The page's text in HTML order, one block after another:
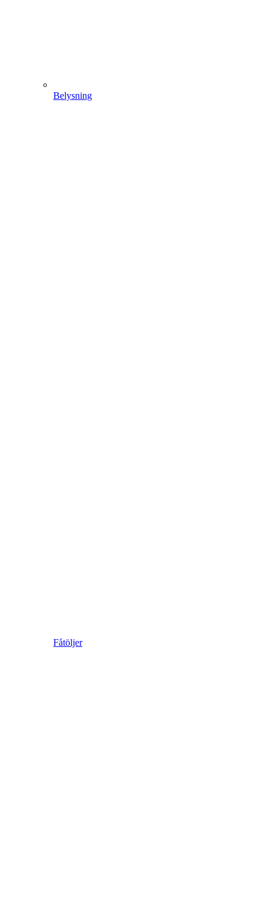
Belysning
Fåtöljer